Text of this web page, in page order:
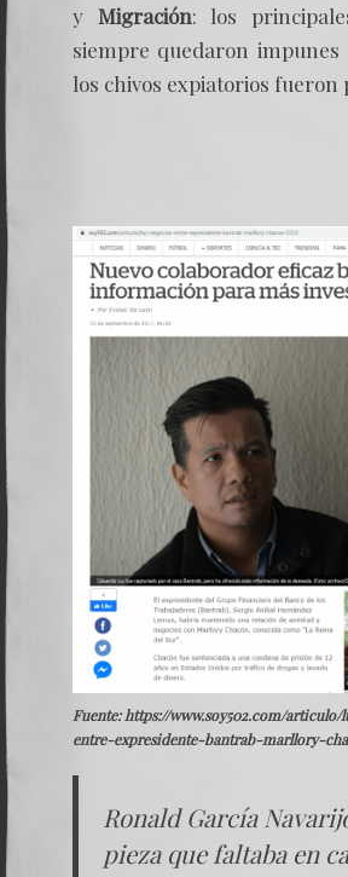
y Migración: los
siempre quedaron
los chivos expiatorios fueron
Fuente: https://www.soy502.com/
entre-expresidente-bantrab-marllory-
Ronald García
pieza que faltaba en